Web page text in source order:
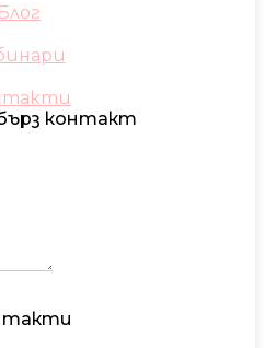
Блог
контакт